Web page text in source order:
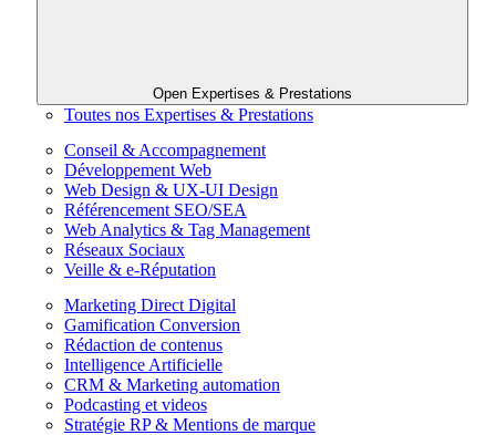
Open Expertises & Prestations
Toutes nos Expertises & Prestations
Conseil & Accompagnement
Développement Web
Web Design & UX-UI Design
Référencement SEO/SEA
Web Analytics & Tag Management
Réseaux Sociaux
Veille & e-Réputation
Marketing Direct Digital
Gamification Conversion
Rédaction de contenus
Intelligence Artificielle
CRM & Marketing automation
Podcasting et videos
Stratégie RP & Mentions de marque